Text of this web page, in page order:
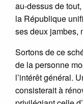
au-dessus de
la République
ses deux jambes,
Sortons de ce
de la personne
l’intérêt général.
consisterait à